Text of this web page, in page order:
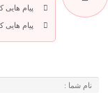
پیام هایی
پیام هایی